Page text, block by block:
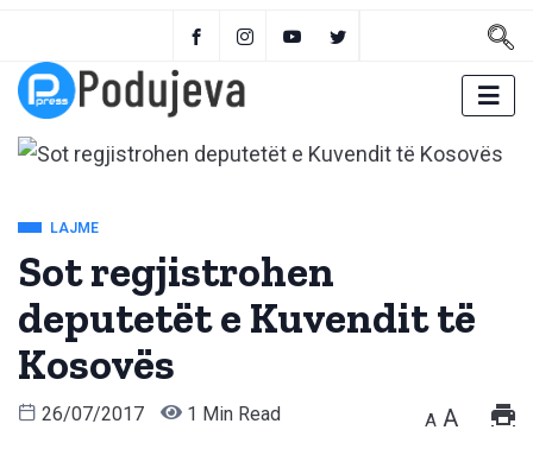
LAJME
Sot regjistrohen
deputetët e Kuvendit të
Kosovës
26/07/2017 1 Min Read A A